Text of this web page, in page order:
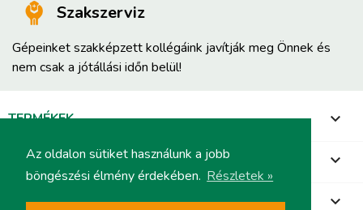
Az oldalon sütiket használunk a jobb
böngészési élmény érdekében. Részletek »
Szakszerviz
Gépeinket szakképzett kollégáink javítják meg Önnek és
nem csak a jótállási időn belül!
TERMÉKEK 
INFORMÁCIÓ 
FIÓKOD 